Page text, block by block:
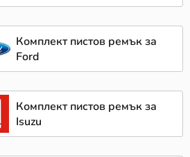
Комплект пистов ремък за
Ford
Комплект пистов ремък за
Isuzu